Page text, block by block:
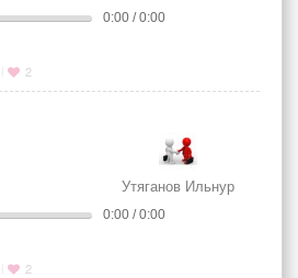
0:00 / 0:00
2
Утяганов Ильнур
0:00 / 0:00
2